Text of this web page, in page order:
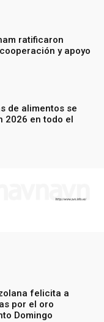
ratificaron
y apoyo
de alimentos se
2026 en todo el
felicita a
por el oro
Domingo